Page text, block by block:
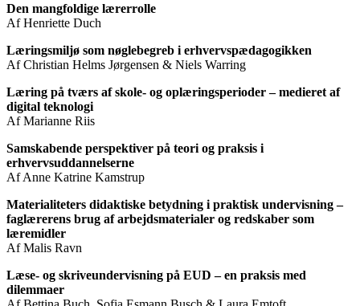
Den mangfoldige lærerrolle
Af Henriette Duch
Læringsmiljø som nøglebegreb i erhvervspædagogikken
Af Christian Helms Jørgensen & Niels Warring
Læring på tværs af skole- og oplæringsperioder – medieret af
digital teknologi
Af Marianne Riis
Samskabende perspektiver på teori og praksis i
erhvervsuddannelserne
Af Anne Katrine Kamstrup
Materialiteters didaktiske betydning i praktisk undervisning –
faglærerens brug af arbejdsmaterialer og redskaber som
læremidler
Af Malis Ravn
Læse- og skriveundervisning på EUD – en praksis med
dilemmaer